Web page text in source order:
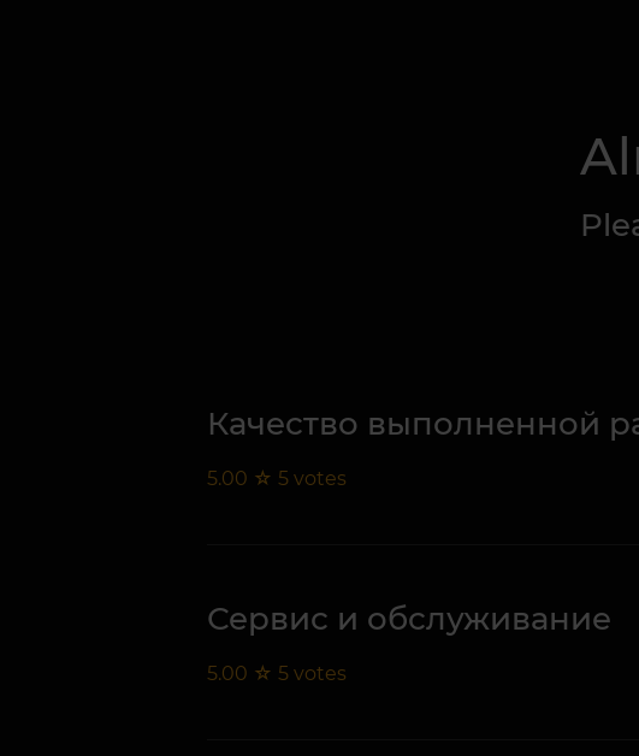
Качество выполненной
5.00 ☆ 5 votes
Сервис и обслуживание
5.00 ☆ 5 votes